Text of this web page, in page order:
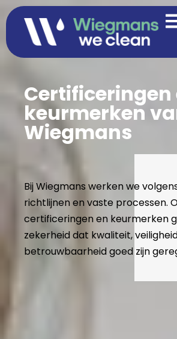
Certificeringen
keurmerken
Wiegmans
Bij Wiegmans werken we
richtlijnen en vaste processen.
certificeringen en keurmerken
zekerheid dat kwaliteit,
betrouwbaarheid goed zijn